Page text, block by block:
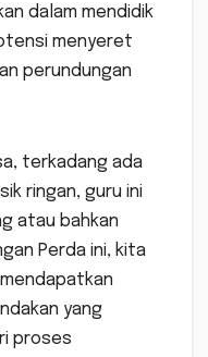
dalam mendidik
menyeret
perundungan
terkadang ada
ringan, guru ini
atau bahkan
Perda ini, kita
yang
proses